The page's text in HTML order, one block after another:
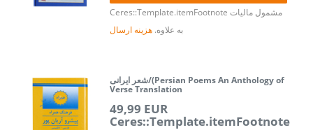
Ceres::Template.itemFootnote مشمول مالیات
به علاوه. هزینه ارسال
شعر ایرانی/(Persian Poems An Anthology of
Verse Translation
49,99 EUR
Ceres::Template.itemFootnote